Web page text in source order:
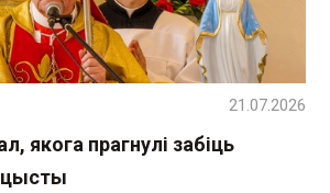
якога прагнулі забіць
21.07.2026